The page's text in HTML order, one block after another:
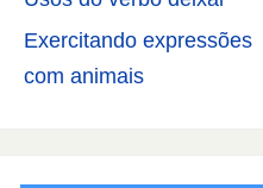
Exercitando expressões
com animais